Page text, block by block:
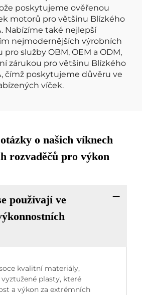
poskytujeme ověřenou
motorů pro většinu Blízkého
Nabízíme také nejlepší
nejmodernějších výrobních
služby OBM, OEM a ODM,
zárukou pro většinu Blízkého
čímž poskytujeme důvěru ve
víček.
o našich víknech
rozvaděčů pro výkon
používají ve
kvalitní materiály,
plasty, které
a výkon za extrémních